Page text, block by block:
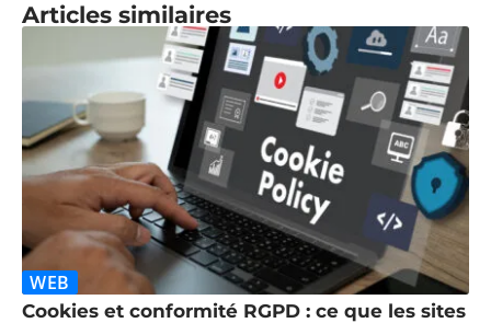
Articles similaires
WEB
Cookies et conformité RGPD : ce que les sites